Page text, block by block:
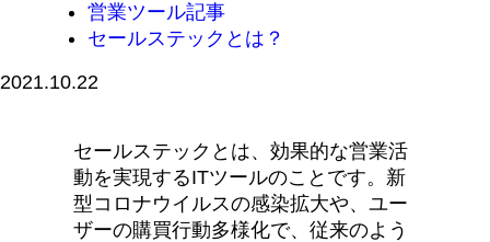
営業ツール記事
セールステックとは？
2021.10.22
セールステックとは、効果的な営業活
動を実現するITツールのことです。新
型コロナウイルスの感染拡大や、ユー
ザーの購買行動多様化で、従来のよう